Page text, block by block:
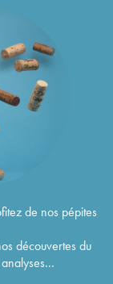
de nos pépites
découvertes du